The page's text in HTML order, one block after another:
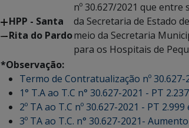
HPP - Santa
Rita do Pardo
nº 30.627/2021 que
da Secretaria de Estado
meio da Secretaria
para os Hospitais de
*Observação:
Termo de Contratualização nº 30.627-
1° T.A ao T.C n° 30.627-2021 - PT
2º TA ao T.C nº 30.627-2021 - PT 2.999
3º TA ao T.C. n° 30.627-2021- Aumento